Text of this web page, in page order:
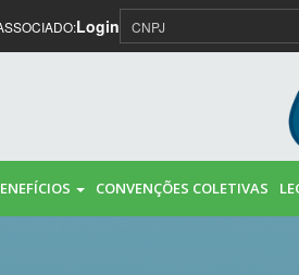
Login
CONVENÇÕES COLETIVAS